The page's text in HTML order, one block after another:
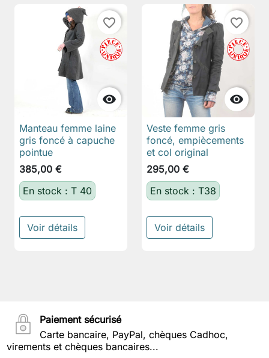

favorite_border
Manteau femme laine
gris foncé à capuche
pointue
385,00 €
En stock : T 40
Voir détails

favorite_border
Veste femme gris
foncé, empiècements
et col original
295,00 €
En stock : T38
Voir détails
Paiement sécurisé
Carte bancaire, PayPal, chèques Cadhoc,
virements et chèques bancaires...